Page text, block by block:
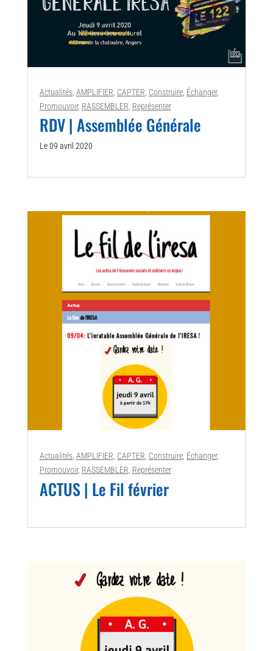
Actualités, AMPLIFIER, CAPTER, Construire, Échanger,
Promouvoir, RASSEMBLER, Représenter
RDV | Assemblée Générale
Le 09 avril 2020
Actualités, AMPLIFIER CAPTER Construire, Échanger,
Promouvoir, RASSEMBLER Représenter
ACTUS | Le Fil février